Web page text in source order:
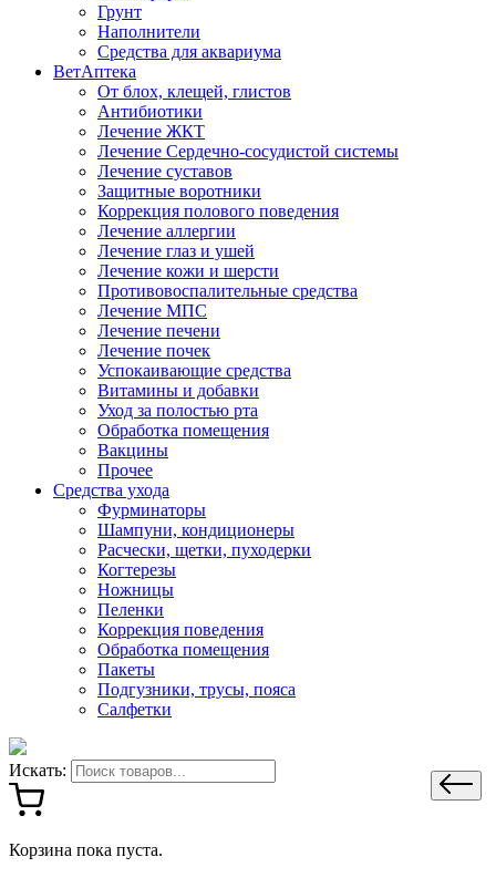
Грунт
Наполнители
Средства для аквариума
ВетАптека
От блох, клещей, глистов
Антибиотики
Лечение ЖКТ
Лечение Сердечно-сосудистой системы
Лечение суставов
Защитные воротники
Коррекция полового поведения
Лечение аллергии
Лечение глаз и ушей
Лечение кожи и шерсти
Противовоспалительные средства
Лечение МПС
Лечение печени
Лечение почек
Успокаивающие средства
Витамины и добавки
Уход за полостью рта
Обработка помещения
Вакцины
Прочее
Средства ухода
Фурминаторы
Шампуни, кондиционеры
Расчески, щетки, пуходерки
Когтерезы
Ножницы
Пеленки
Коррекция поведения
Обработка помещения
Пакеты
Подгузники, трусы, пояса
Салфетки
Искать:
Корзина пока пуста.